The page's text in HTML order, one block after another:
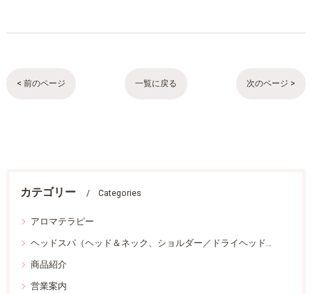
< 前のページ 一覧に戻る 次のページ >
カテゴリー Categories
アロマテラピー
ヘッドスパ（ヘッド＆ネック、ショルダー／ドライヘッドスパ）
商品紹介
営業案内